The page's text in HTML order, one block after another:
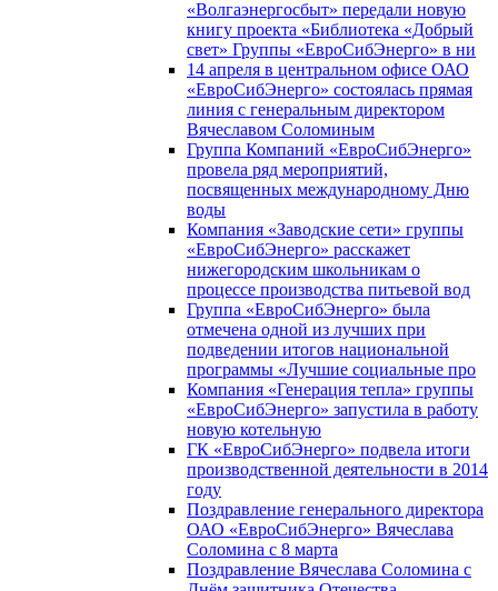
«Волгаэнергосбыт» передали новую
книгу проекта «Библиотека «Добрый
свет» Группы «ЕвроСибЭнерго» в ни
14 апреля в центральном офисе ОАО
«ЕвроСибЭнерго» состоялась прямая
линия с генеральным директором
Вячеславом Соломиным
Группа Компаний «ЕвроСибЭнерго»
провела ряд мероприятий,
посвященных международному Дню
воды
Компания «Заводские сети» группы
«ЕвроСибЭнерго» расскажет
нижегородским школьникам о
процессе производства питьевой вод
Группа «ЕвроСибЭнерго» была
отмечена одной из лучших при
подведении итогов национальной
программы «Лучшие социальные про
Компания «Генерация тепла» группы
«ЕвроСибЭнерго» запустила в работу
новую котельную
ГК «ЕвроСибЭнерго» подвела итоги
производственной деятельности в 2014
году
Поздравление генерального директора
ОАО «ЕвроСибЭнерго» Вячеслава
Соломина с 8 марта
Поздравление Вячеслава Соломина с